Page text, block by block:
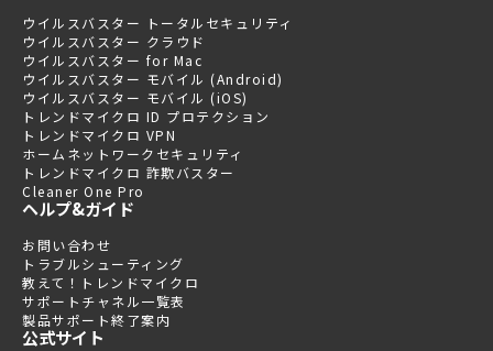
ウイルスバスター トータルセキュリティ
ウイルスバスター クラウド
ウイルスバスター for Mac
ウイルスバスター モバイル (Android)
ウイルスバスター モバイル (iOS)
トレンドマイクロ ID プロテクション
トレンドマイクロ VPN
ホームネットワークセキュリティ
トレンドマイクロ 詐欺バスター
Cleaner One Pro
ヘルプ&ガイド
お問い合わせ
トラブルシューティング
教えて！トレンドマイクロ
サポートチャネル一覧表
製品サポート終了案内
公式サイト